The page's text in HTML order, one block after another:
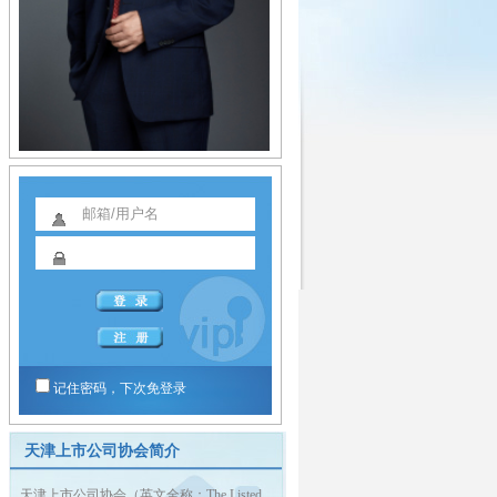
记住密码，下次免登录
天津上市公司协会简介